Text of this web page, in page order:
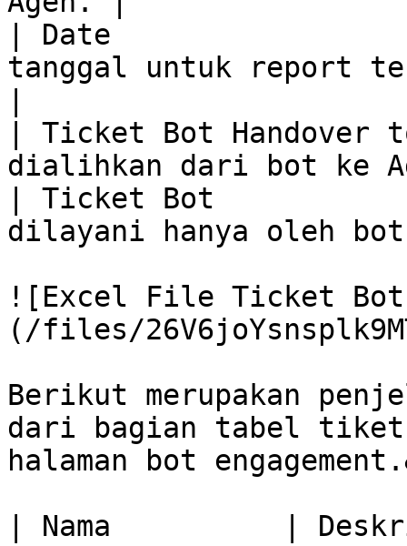
| Date
tanggal untuk report
| Ticket Bot Handover
dialihkan dari bot
| Ticket Bot
dilayani hanya
![Excel File Ticket Bot
(/files/
Berikut merupakan
dari bagian tabel tiket
halaman bot
| Nama          |